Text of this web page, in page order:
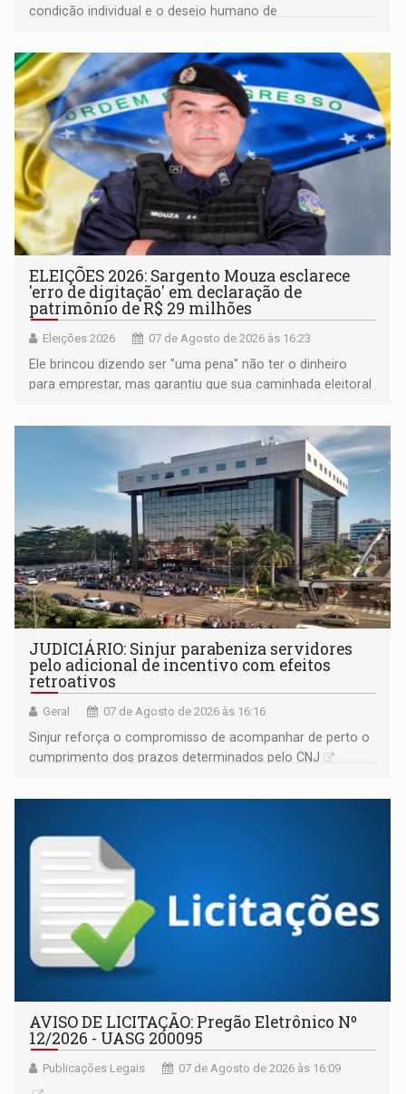
condição individual e o desejo humano de
ELEIÇÕES 2026: Sargento Mouza esclarece
'erro de digitação' em declaração de
patrimônio de R$ 29 milhões
Eleições 2026 07 de Agosto de 2026 às 16:23
Ele brincou dizendo ser "uma pena" não ter o dinheiro
para emprestar, mas garantiu que sua caminhada eleitoral
JUDICIÁRIO: Sinjur parabeniza servidores
pelo adicional de incentivo com efeitos
retroativos
Geral 07 de Agosto de 2026 às 16:16
Sinjur reforça o compromisso de acompanhar de perto o
cumprimento dos prazos determinados pelo CNJ
AVISO DE LICITAÇÃO: Pregão Eletrônico Nº
12/2026 - UASG 200095
Publicações Legais 07 de Agosto de 2026 às 16:09